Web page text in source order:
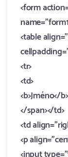
<form
<table
<tr>
<td>
<b>Jméno</
</span></td>
<td
<p